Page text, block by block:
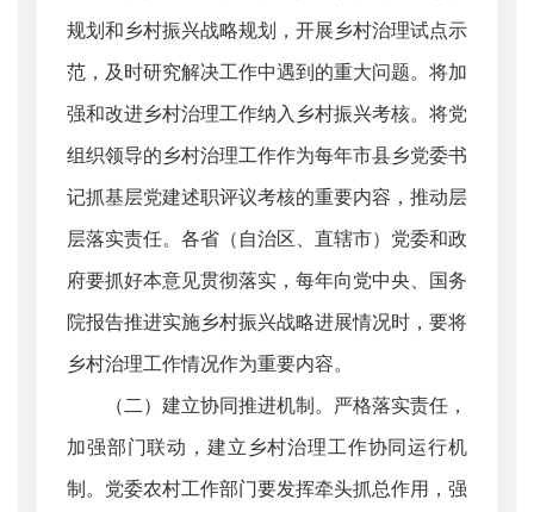
规划和乡村振兴战略规划，开展乡村治理试点示
范，及时研究解决工作中遇到的重大问题。将加
强和改进乡村治理工作纳入乡村振兴考核。将党
组织领导的乡村治理工作作为每年市县乡党委书
记抓基层党建述职评议考核的重要内容，推动层
层落实责任。各省（自治区、直辖市）党委和政
府要抓好本意见贯彻落实，每年向党中央、国务
院报告推进实施乡村振兴战略进展情况时，要将
乡村治理工作情况作为重要内容。
（二）建立协同推进机制。严格落实责任，
加强部门联动，建立乡村治理工作协同运行机
制。党委农村工作部门要发挥牵头抓总作用，强